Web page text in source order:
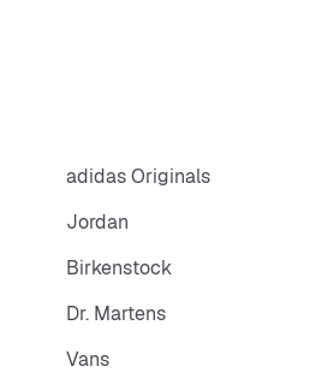
adidas Originals
Jordan
Birkenstock
Dr. Martens
Vans